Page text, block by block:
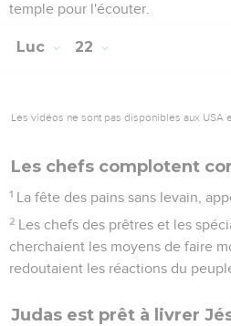
temple pour l'écouter.
Luc 22
Les vidéos ne sont pas disponibles aux USA
Les chefs complotent
1 La fête des pains sans levain,
2 Les chefs des prêtres et les
cherchaient les moyens de faire
redoutaient les réactions du
Judas est prêt à livrer